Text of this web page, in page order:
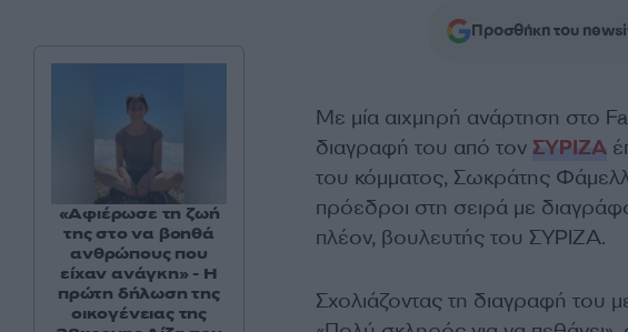
Προσθήκη του
Με μία αιχμηρή ανάρτηση στο
διαγραφή του από τον ΣΥΡΙΖΑ
του κόμματος, Σωκράτης
πρόεδροι στη σειρά με
πλέον, βουλευτής του ΣΥΡΙΖΑ.
Σχολιάζοντας τη διαγραφή του
«Αφιέρωσε τη ζωή
της στο να βοηθά
ανθρώπους που
είχαν ανάγκη» - Η
πρώτη δήλωση της
οικογένειας της